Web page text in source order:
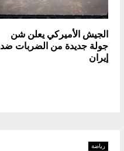
الجيش الأميركي يعلن شن
جولة جديدة من الضربات ضد
إيران
رياضة